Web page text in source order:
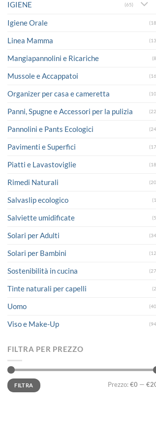
IGIENE (65)
Igiene Orale
Linea Mamma
Mangiapannolini e Ricariche
Mussole e Accappatoi
Organizer per casa e cameretta
Panni, Spugne e Accessori per la pulizia
Pannolini e Pants Ecologici
Pavimenti e Superfici
Piatti e Lavastoviglie
Rimedi Naturali
Salvaslip ecologico
Salviette umidificate
Solari per Adulti
Solari per Bambini
Sostenibilità in cucina
Tinte naturali per capelli
Uomo
Viso e Make-Up
FILTRA PER PREZZO
Prezzo
Min
Prezzo
MaxFILTRA Prezzo:€0 —